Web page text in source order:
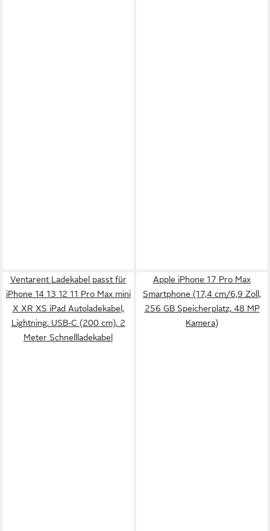
Ventarent Ladekabel passt für
iPhone 14 13 12 11 Pro Max mini
X XR XS iPad Autoladekabel,
Lightning, USB-C (200 cm), 2
Meter Schnellladekabel
Apple iPhone 17 Pro Max
Smartphone (17,4 cm/6,9 Zoll,
256 GB Speicherplatz, 48 MP
Kamera)